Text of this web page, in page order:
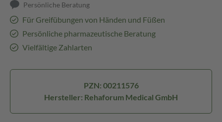
Persönliche Beratung
Für Greifübungen von Händen und Füßen
Persönliche pharmazeutische Beratung
Vielfältige Zahlarten
PZN: 00211576
Hersteller: Rehaforum Medical GmbH